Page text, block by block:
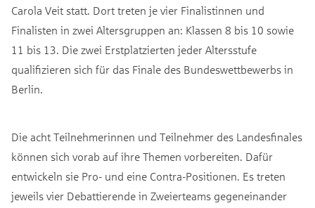
Carola Veit statt. Dort treten je vier Finalistinnen und
Finalisten in zwei Altersgruppen an: Klassen 8 bis 10 sowie
11 bis 13. Die zwei Erstplatzierten jeder Altersstufe
qualifizieren sich für das Finale des Bundeswettbewerbs in
Berlin.
Die acht Teilnehmerinnen und Teilnehmer des Landesfinales
können sich vorab auf ihre Themen vorbereiten. Dafür
entwickeln sie Pro- und eine Contra-Positionen. Es treten
jeweils vier Debattierende in Zweierteams gegeneinander